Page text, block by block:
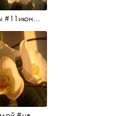
#цветы #11июня2017